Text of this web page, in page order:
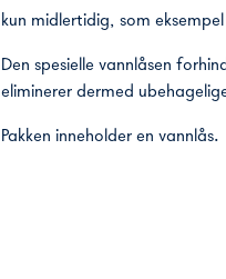
kun midlertidig, som
Den spesielle vannlåsen
eliminerer dermed
Pakken inneholder en vannlås.